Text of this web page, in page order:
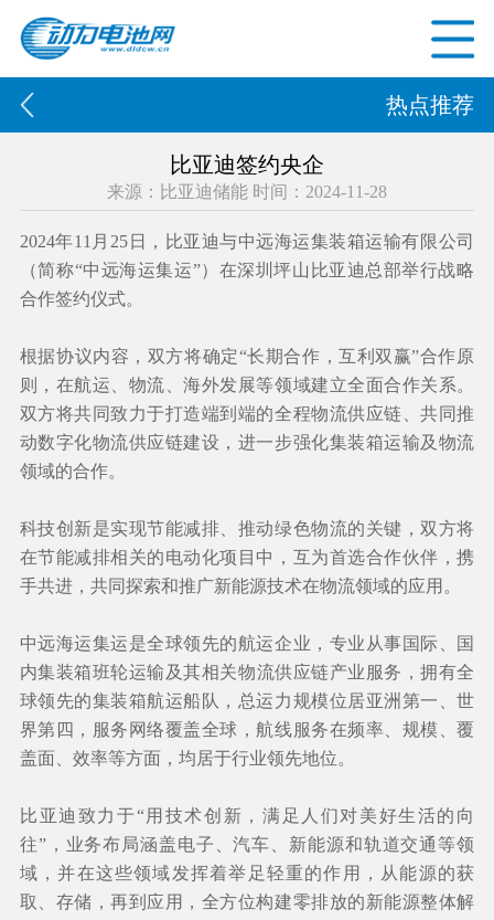
热点推荐
比亚迪签约央企
来源：比亚迪储能 时间：2024-11-28
2024年11月25日，比亚迪与中远海运集装箱运输有限公司
（简称“中远海运集运”）在深圳坪山比亚迪总部举行战略
合作签约仪式。
根据协议内容，双方将确定“长期合作，互利双赢”合作原
则，在航运、物流、海外发展等领域建立全面合作关系。
双方将共同致力于打造端到端的全程物流供应链、共同推
动数字化物流供应链建设，进一步强化集装箱运输及物流
领域的合作。
科技创新是实现节能减排、推动绿色物流的关键，双方将
在节能减排相关的电动化项目中，互为首选合作伙伴，携
手共进，共同探索和推广新能源技术在物流领域的应用。
中远海运集运是全球领先的航运企业，专业从事国际、国
内集装箱班轮运输 及其相关物流供应链产业服务，拥有全
球领先的集装箱航运船队，总运力规模位居亚洲第一、世
界第四，服务网络覆盖全球，航线服务在频率、规模、覆
盖面、效率等方面，均居于行业领先地位。
比亚迪致力于“用技术创新，满足人们对美好生活的向
往”，业务布局涵盖电子、汽车、新能源和轨道交通等领
域，并在这些领域发挥着举足轻重的作用，从能源的获
取、存储，再到应用，全方位构建零排放的新能源整体解